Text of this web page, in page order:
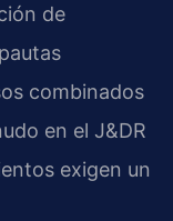
de
combinados
en el J&DR
exigen un